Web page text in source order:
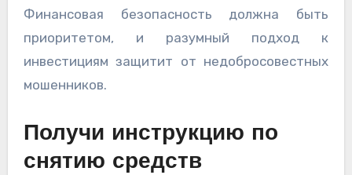
Финансовая безопасность должна быть
приоритетом, и разумный подход к
инвестициям защитит от недобросовестных
мошенников.
Получи инструкцию по
снятию средств